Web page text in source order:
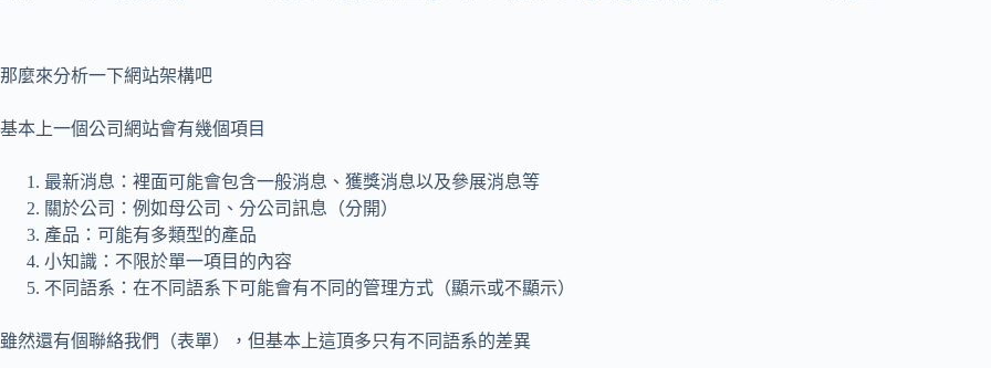
那麼來分析一下網站架構吧
基本上一個公司網站會有幾個項目
最新消息：裡面可能會包含一般消息、獲獎消息以及參展消息等
關於公司：例如母公司、分公司訊息（分開）
產品：可能有多類型的產品
小知識：不限於單一項目的內容
不同語系：在不同語系下可能會有不同的管理方式（顯示或不顯示）
雖然還有個聯絡我們（表單），但基本上這頂多只有不同語系的差異